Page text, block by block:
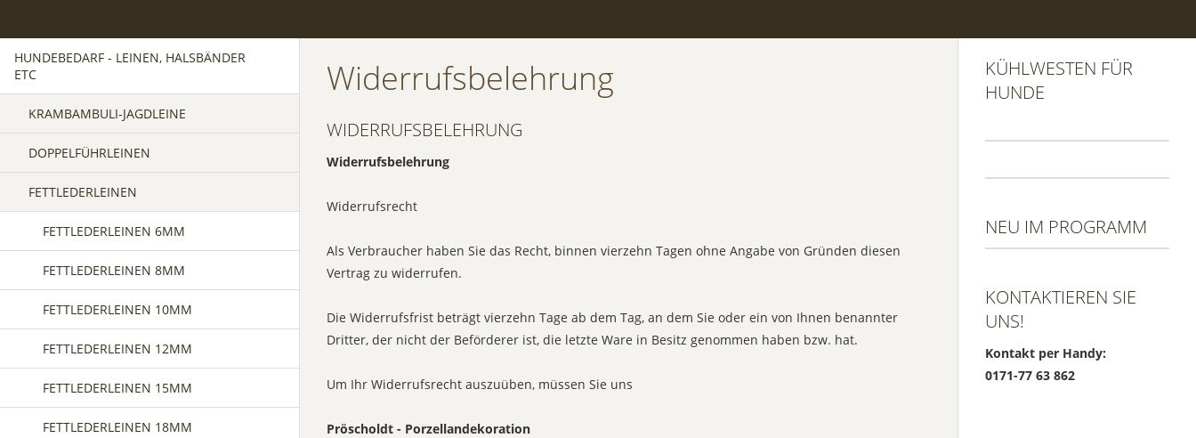
HUNDEBEDARF - LEINEN, HALSBÄNDER
ETC
KRAMBAMBULI-JAGDLEINE
DOPPELFÜHRLEINEN
FETTLEDERLEINEN
FETTLEDERLEINEN 6MM
FETTLEDERLEINEN 8MM
FETTLEDERLEINEN 10MM
FETTLEDERLEINEN 12MM
FETTLEDERLEINEN 15MM
FETTLEDERLEINEN 18MM
Widerrufsbelehrung
WIDERRUFSBELEHRUNG
Widerrufsbelehrung
Widerrufsrecht
Als Verbraucher haben Sie das Recht, binnen vierzehn Tagen ohne Angabe von Gründen diesen
Vertrag zu widerrufen.
Die Widerrufsfrist beträgt vierzehn Tage ab dem Tag, an dem Sie oder ein von Ihnen benannter
Dritter, der nicht der Beförderer ist, die letzte Ware in Besitz genommen haben bzw. hat.
Um Ihr Widerrufsrecht auszuüben, müssen Sie uns
Pröscholdt - Porzellandekoration
KÜHLWESTEN FÜR
HUNDE
NEU IM PROGRAMM
KONTAKTIEREN SIE
UNS!
Kontakt per Handy:
0171-77 63 862